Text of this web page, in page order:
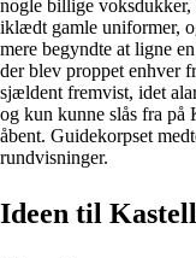
nogle billige voksdukker,
iklædt gamle uniformer,
mere begyndte at ligne
der blev proppet enhver
sjældent fremvist, idet
og kun kunne slås fra på
åbent. Guidekorpset
rundvisninger.
Ideen til